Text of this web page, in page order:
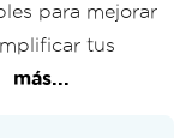
para mejorar
tus
más...